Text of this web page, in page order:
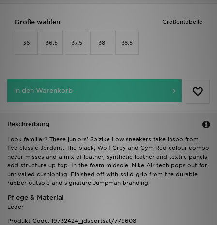
Größentabelle
Größe wählen
36 36.5 37.5 38 38.5
In den Warenkorb
Beschreibung
Look familiar? These juniors' Spizike Low sneakers take inspo from
five classic Jordans. The black, Wolf Grey and Gym Red colour combo
never misses and a mix of leather, synthetic leather and textile panels
add structure up top. In the foam midsole, Nike Air tech pops out for
unrivalled cushioning. Finished off with solid grip from the durable
rubber outsole and signature Jumpman branding.
Pflege & Material
Leder
Produkt Code: 19732424_jdsportsat/779608
Lade Die APP
Geschenkkarte
Mein JD
Hilfe & Kontakt
Trending Styles